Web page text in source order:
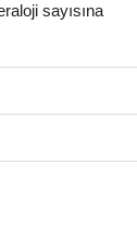
sayısına